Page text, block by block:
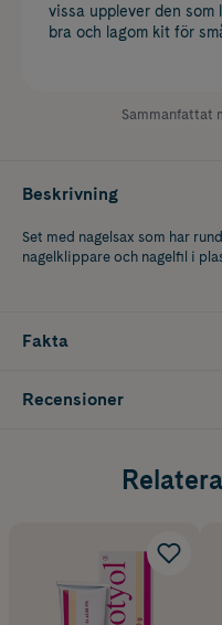
vissa upplever den
bra och lagom kit för
Sammanfattat
Beskrivning
Set med nagelsax som har
nagelklippare och nagelfil i
Fakta
Recensioner